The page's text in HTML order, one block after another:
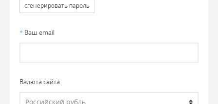
сгенерировать пароль
* Ваш email
Валюта сайта